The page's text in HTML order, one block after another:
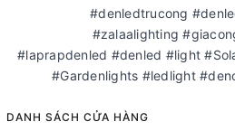
#denledtrucong
#zalaalighting
#laprapdenled #denled #light
#Gardenlights #ledlight
DANH SÁCH CỬA HÀNG